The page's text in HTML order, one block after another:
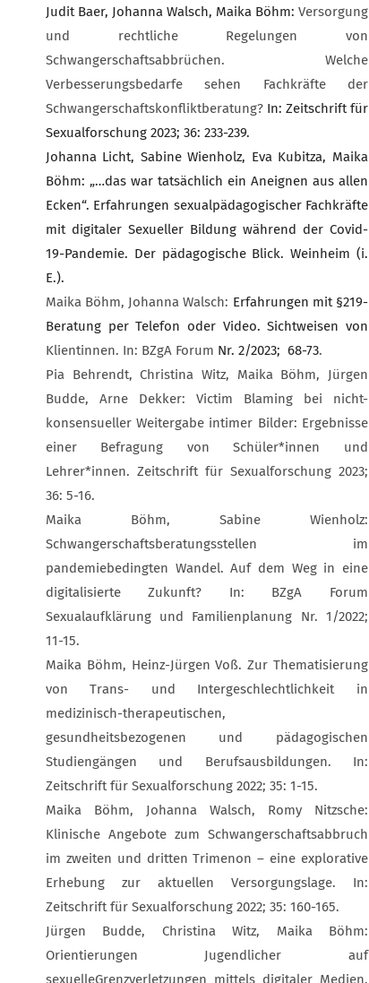
Judit Baer, Johanna Walsch, Maika Böhm: Versorgung
und rechtliche Regelungen von
Schwangerschaftsabbrüchen. Welche
Verbesserungsbedarfe sehen Fachkräfte der
Schwangerschaftskonfliktberatung?In: Zeitschrift für
Sexualforschung 2023; 36: 233-239.
Johanna Licht, Sabine Wienholz, Eva Kubitza, Maika
Böhm: „…das war tatsächlich ein Aneignen aus allen
Ecken“. Erfahrungen sexualpädagogischer Fachkräfte
mit digitaler Sexueller Bildung während der Covid-
19-Pandemie. Der pädagogische Blick. Weinheim (i.
E.).
Maika Böhm, Johanna Walsch: Erfahrungen mit §219-
Beratung per Telefon oder Video. Sichtweisen von
Klientinnen. In: BZgA Forum Nr. 2/2023; 68-73.
Pia Behrendt, Christina Witz, Maika Böhm, Jürgen
Budde, Arne Dekker: Victim Blaming bei nicht-
konsensueller Weitergabe intimer Bilder: Ergebnisse
einer Befragung von Schüler*innen und
Lehrer*innen. Zeitschrift für Sexualforschung 2023;
36: 5-16.
Maika Böhm, Sabine Wienholz:
Schwangerschaftsberatungsstellen im
pandemiebedingten Wandel. Auf dem Weg in eine
digitalisierte Zukunft? In: BZgA Forum
Sexualaufklärung und Familienplanung Nr. 1/2022;
11-15.
Maika Böhm, Heinz-Jürgen Voß. Zur Thematisierung
von Trans- und Intergeschlechtlichkeit in
medizinisch-therapeutischen,
gesundheitsbezogenen und pädagogischen
Studiengängen und Berufsausbildungen. In:
Zeitschrift für Sexualforschung 2022; 35: 1-15.
Maika Böhm, Johanna Walsch, Romy Nitzsche:
Klinische Angebote zum Schwangerschaftsabbruch
im zweiten und dritten Trimenon – eine explorative
Erhebung zur aktuellen Versorgungslage. In:
Zeitschrift für Sexualforschung 2022; 35: 160-165.
Jürgen Budde, Christina Witz, Maika Böhm:
Orientierungen Jugendlicher auf
sexuelleGrenzverletzungen mittels digitaler Medien.